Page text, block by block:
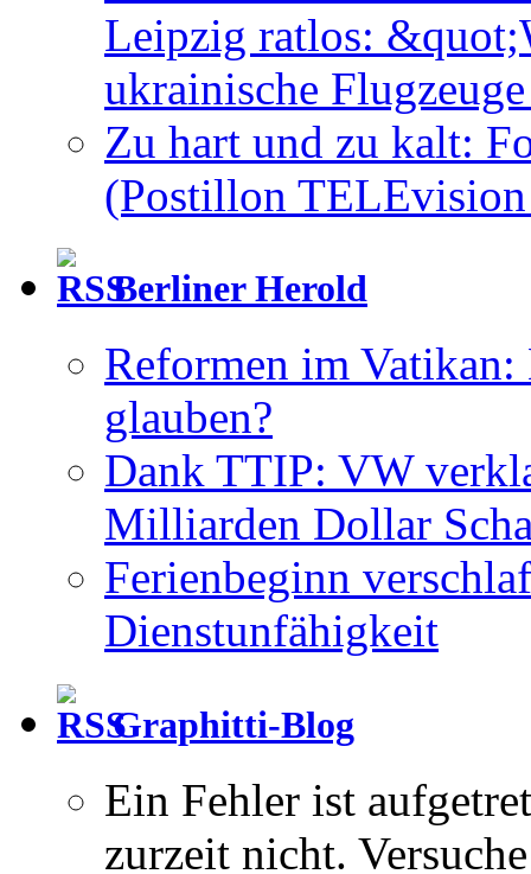
Leipzig ratlos:
ukrainische
Zu hart und zu kalt:
(Postillon
Berliner Herold
Reformen im Vatikan:
glauben?
Dank TTIP: VW
Milliarden Dollar
Ferienbeginn
Dienstunfähigkeit
Graphitti-Blog
Ein Fehler ist
zurzeit nicht.